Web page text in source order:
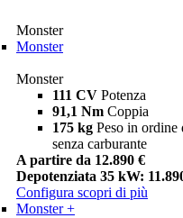
Monster
Monster
Monster
111 CV Potenza
91,1 Nm Coppia
175 kg Peso in ordine
senza carburante
A partire da 12.890 €
Depotenziata 35 kW:
Configura scopri di più
Monster +